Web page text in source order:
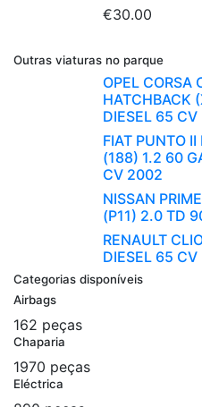
€30.00
Outras viaturas no parque
OPEL CORSA
HATCHBACK
DIESEL 65 CV
FIAT PUNTO
(188) 1.2 60
CV 2002
NISSAN
(P11) 2.0 TD
RENAULT
DIESEL 65
Categorias disponíveis
Airbags
162 peças
Chaparia
1970 peças
Eléctrica